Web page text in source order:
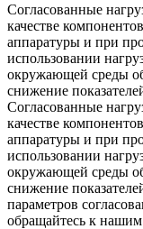
Согласованные
качестве
аппаратуры и при
использовании
окружающей среды
снижение
Согласованные
качестве
аппаратуры и при
использовании
окружающей среды
снижение
параметров
обращайтесь к